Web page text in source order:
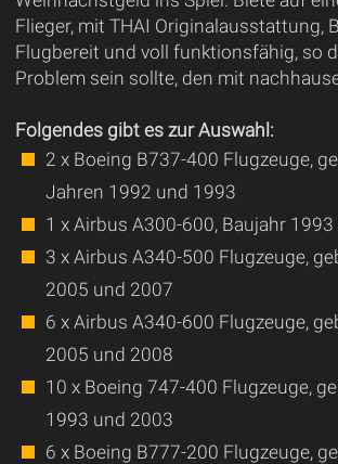
Flieger, mit THAI Originalausstattung,
Flugbereit und voll funktionsfähig, so
Problem sein sollte, den mit
Folgendes gibt es zur Auswahl:
2 x Boeing B737-400 Flugzeuge,
Jahren 1992 und 1993
1 x Airbus A300-600, Baujahr 1993
3 x Airbus A340-500 Flugzeuge,
2005 und 2007
6 x Airbus A340-600 Flugzeuge,
2005 und 2008
10 x Boeing 747-400 Flugzeuge,
1993 und 2003
6 x Boeing B777-200 Flugzeuge,